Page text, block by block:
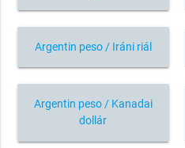
Argentin peso / Iráni riál
Argentin peso / Kanadai
dollár